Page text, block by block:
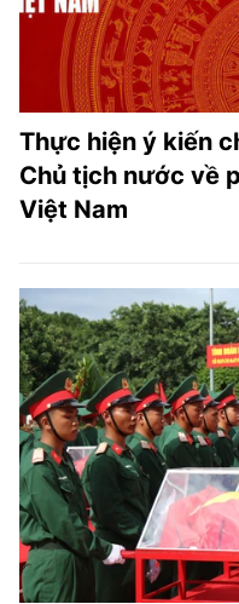
Thực hiện ý kiến
Chủ tịch nước về
Việt Nam